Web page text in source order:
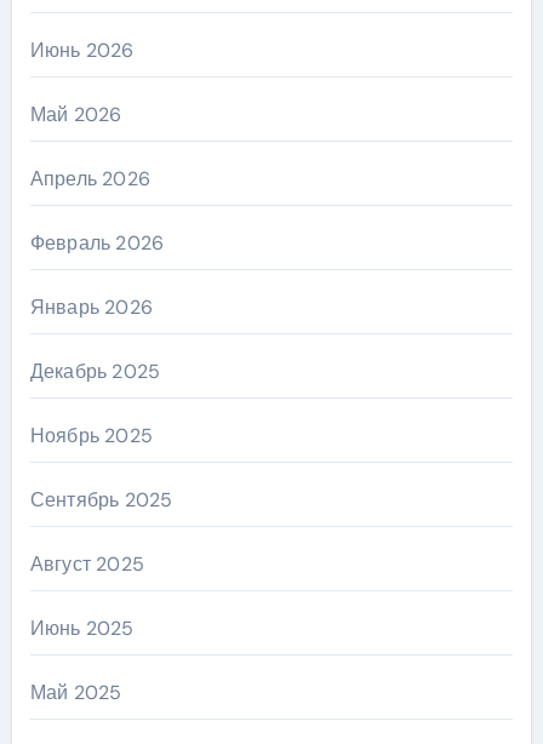
Июнь 2026
Май 2026
Апрель 2026
Февраль 2026
Январь 2026
Декабрь 2025
Ноябрь 2025
Сентябрь 2025
Август 2025
Июнь 2025
Май 2025